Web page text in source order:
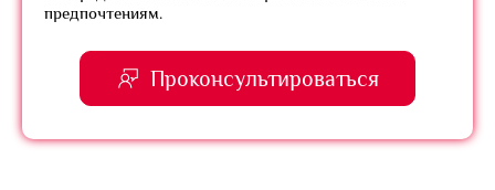
предпочтениям.
Проконсультироваться